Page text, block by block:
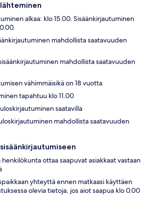
alkaa: klo 15.00. Sisäänkirjautuminen
mahdollista saatavuuden
mahdollista saatavuuden
vähimmäisikä on 18 vuotta
tapahtuu klo 11.00
saatavilla
mahdollista saatavuuden
ottaa saapuvat asiakkaat vastaan
yhteyttä ennen matkaasi käyttäen
olevia tietoja, jos aiot saapua klo 0.00